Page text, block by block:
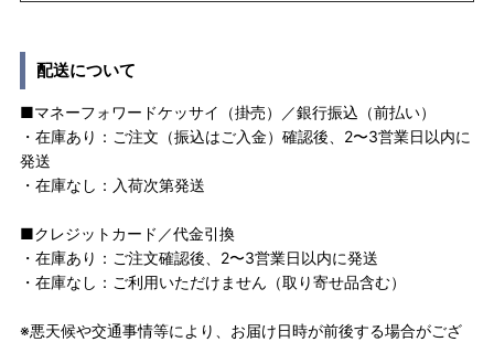
配送について
■マネーフォワードケッサイ（掛売）／銀行振込（前払い）
・在庫あり：ご注文（振込はご入金）確認後、2〜3営業日以内に
発送
・在庫なし：入荷次第発送
■クレジットカード／代金引換
・在庫あり：ご注文確認後、2〜3営業日以内に発送
・在庫なし：ご利用いただけません（取り寄せ品含む）
※悪天候や交通事情等により、お届け日時が前後する場合がござ